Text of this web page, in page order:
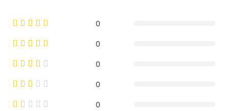
0
0
0
0
0